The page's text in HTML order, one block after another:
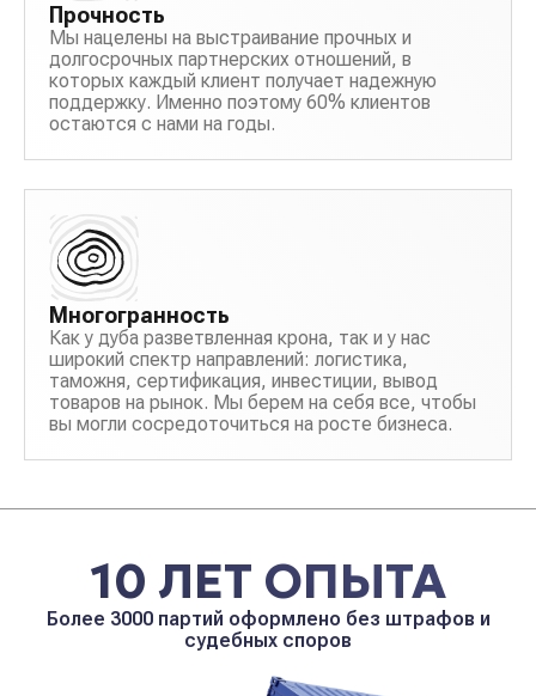
перевозка сборных грузов
организация перевозки грузов
перевозка опасных грузов
перевозка коммерческих грузов
правила перевозки грузов
Прочность
Мы нацелены на выстраивание прочных и
долгосрочных партнерских отношений, в
которых каждый клиент получает надежную
поддержку. Именно поэтому 60% клиентов
остаются с нами на годы.
Многогранность
Как у дуба разветвленная крона, так и у нас
широкий спектр направлений: логистика,
таможня, сертификация, инвестиции, вывод
товаров на рынок. Мы берем на себя все, чтобы
вы могли сосредоточиться на росте бизнеса.
10 ЛЕТ ОПЫТА
Более 3000 партий оформлено без штрафов и
судебных споров